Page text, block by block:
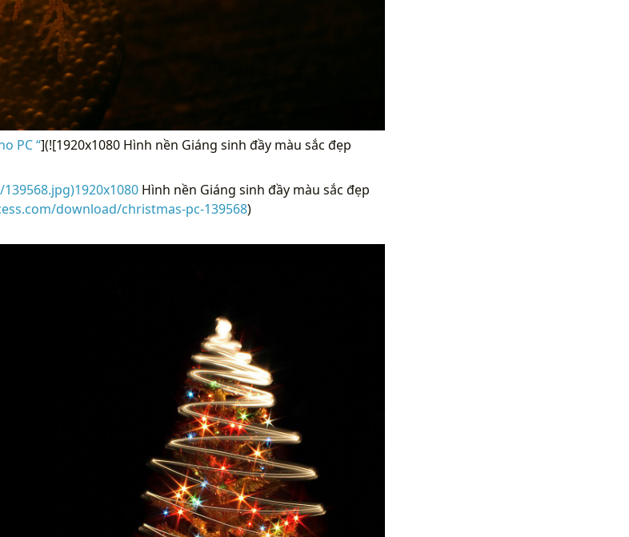
PC “](![1920x1080 Hình nền Giáng sinh đầy màu sắc đẹp
Hình nền Giáng sinh đầy màu sắc đẹp
download/christmas-pc-139568)